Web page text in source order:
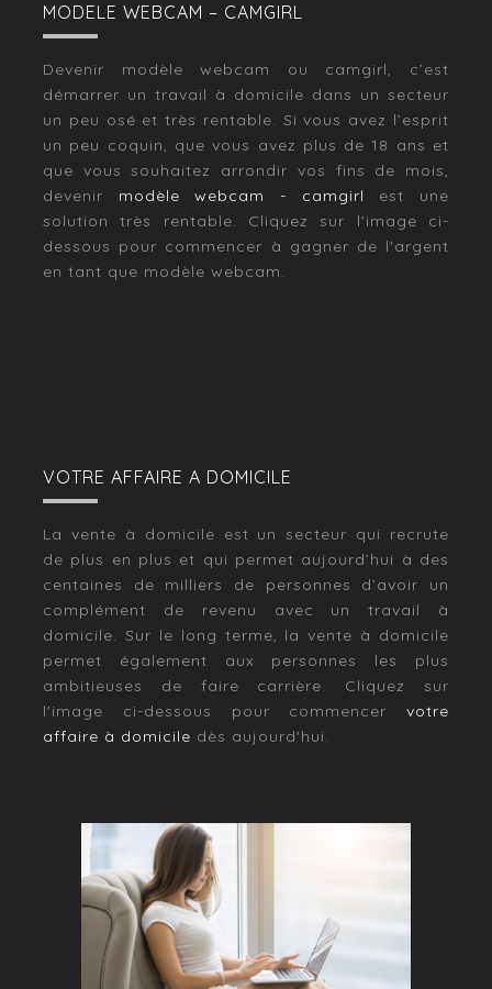
MODELE WEBCAM – CAMGIRL
Devenir modèle webcam ou camgirl, c’est
démarrer un travail à domicile dans un secteur
un peu osé et très rentable. Si vous avez l’esprit
un peu coquin, que vous avez plus de 18 ans et
que vous souhaitez arrondir vos fins de mois,
devenir modèle webcam - camgirl est une
solution très rentable. Cliquez sur l'image ci-
dessous pour commencer à gagner de l'argent
en tant que modèle webcam.
VOTRE AFFAIRE A DOMICILE
La vente à domicile est un secteur qui recrute
de plus en plus et qui permet aujourd’hui à des
centaines de milliers de personnes d’avoir un
complément de revenu avec un travail à
domicile. Sur le long terme, la vente à domicile
permet également aux personnes les plus
ambitieuses de faire carrière. Cliquez sur
l'image ci-dessous pour commencer votre
affaire à domicile dès aujourd'hui.